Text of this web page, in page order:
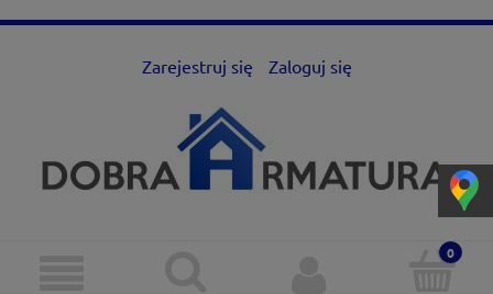
Zarejestruj się Zaloguj się